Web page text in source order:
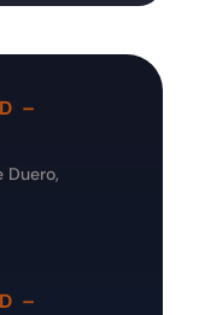
–
Duero,
–